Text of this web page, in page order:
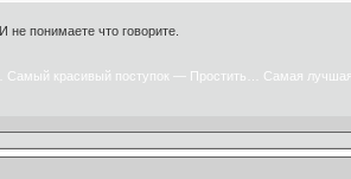
понимаете что говорите.
красивый поступок — Простить… Самая